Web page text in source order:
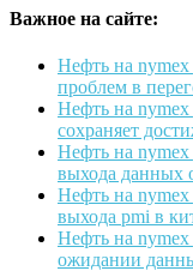
Важное на сайте:
Нефть на nymex
проблем в
Нефть на nymex
сохраняет
Нефть на nymex
выхода данных
Нефть на nymex
выхода pmi в
Нефть на nymex
ожидании